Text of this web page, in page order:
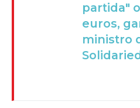
partida"
euros,
ministro